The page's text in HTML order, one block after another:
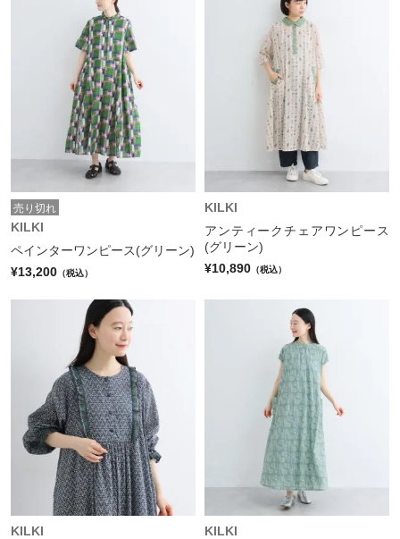
売り切れ
KILKI
ペインターワンピース(グリーン)
¥13,200 （税込）
KILKI
アンティークチェアワンピース
(グリーン)
¥10,890 （税込）
KILKI
KILKI